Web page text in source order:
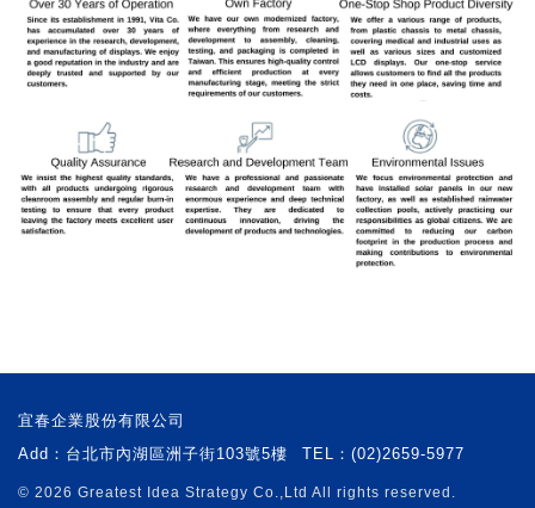
宜春企業股份有限公司
Add： 台北市內湖區洲子街103號5樓 TEL： (02)2659-5977
© 2026 Greatest Idea Strategy Co.,Ltd All rights reserved.